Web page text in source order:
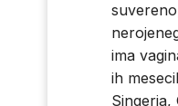
ima
ih
Singerja,